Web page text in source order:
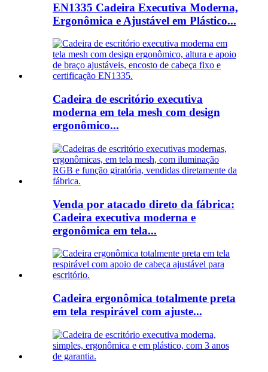
EN1335 Cadeira Executiva Moderna,
Ergonômica e Ajustável em Plástico...
Cadeira de escritório executiva
moderna em tela mesh com design
ergonômico...
Venda por atacado direto da fábrica:
Cadeira executiva moderna e
ergonômica em tela...
Cadeira ergonômica totalmente preta
em tela respirável com ajuste...